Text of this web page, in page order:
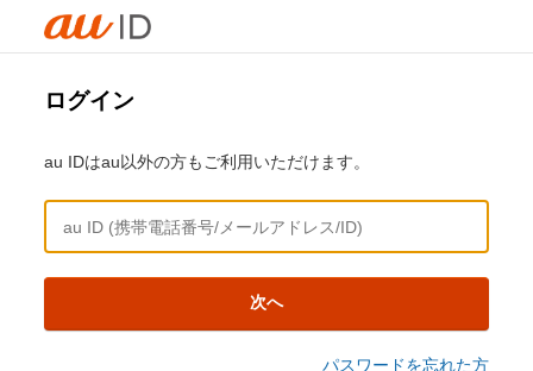
ログイン
au IDはau以外の方もご利用いただけます。
次へ
パスワードを忘れた方